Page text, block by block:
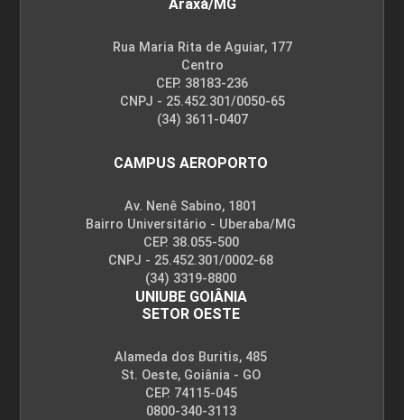
Araxá/MG
Rua Maria Rita de Aguiar, 177
Centro
CEP. 38183-236
CNPJ - 25.452.301/0050-65
(34) 3611-0407
CAMPUS AEROPORTO
Av. Nenê Sabino, 1801
Bairro Universitário - Uberaba/MG
CEP. 38.055-500
CNPJ - 25.452.301/0002-68
(34) 3319-8800
UNIUBE GOIÂNIA
SETOR OESTE
Alameda dos Buritis, 485
St. Oeste, Goiânia - GO
CEP. 74115-045
0800-340-3113